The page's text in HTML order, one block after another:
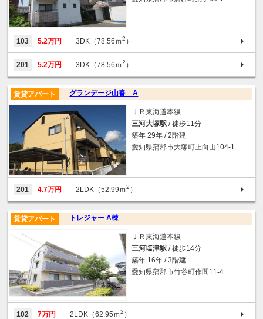
103 5.2万円 3DK（78.56ｍ2 ）
201 5.2万円 3DK（78.56ｍ2 ）
グランデージ山春 A
賃貸アパート
ＪＲ東海道本線
三河大塚駅 / 徒歩11分
築年 29年 / 2階建
愛知県蒲郡市大塚町上向山104-1
201 4.7万円 2LDK（52.99ｍ2 ）
トレジャー A棟
賃貸アパート
ＪＲ東海道本線
三河塩津駅 / 徒歩14分
築年 16年 / 3階建
愛知県蒲郡市竹谷町作間11-4
102 7万円 2LDK（62.95ｍ2 ）